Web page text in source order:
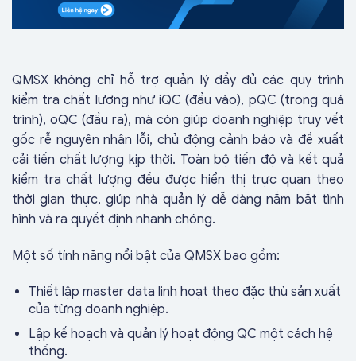
QMSX không chỉ hỗ trợ quản lý đầy đủ các quy trình
kiểm tra chất lượng như iQC (đầu vào), pQC (trong quá
trình), oQC (đầu ra), mà còn giúp doanh nghiệp truy vết
gốc rễ nguyên nhân lỗi, chủ động cảnh báo và đề xuất
cải tiến chất lượng kịp thời. Toàn bộ tiến độ và kết quả
kiểm tra chất lượng đều được hiển thị trực quan theo
thời gian thực, giúp nhà quản lý dễ dàng nắm bắt tình
hình và ra quyết định nhanh chóng.
Một số tính năng nổi bật của QMSX bao gồm:
Thiết lập master data linh hoạt theo đặc thù sản xuất
của từng doanh nghiệp.
Lập kế hoạch và quản lý hoạt động QC một cách hệ
thống.